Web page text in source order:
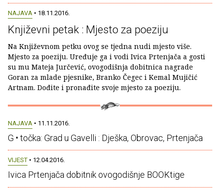
NAJAVA • 18.11.2016.
Književni petak : Mjesto za poeziju
Na Književnom petku ovog se tjedna nudi mjesto više.
Mjesto za poeziju. Uređuje ga i vodi Ivica Prtenjača a gosti
su mu Mateja Jurčević, ovogodišnja dobitnica nagrade
Goran za mlade pjesnike, Branko Čegec i Kemal Mujičić
Artnam. Dođite i pronađite svoje mjesto za poeziju.
NAJAVA • 11.11.2016.
G • točka: Grad u Gavelli : Dješka, Obrovac, Prtenjača
VIJEST • 12.04.2016.
Ivica Prtenjača dobitnik ovogodišnje BOOKtige